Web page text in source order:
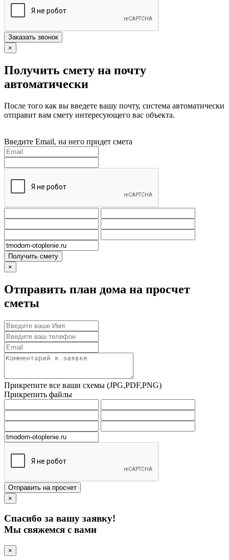
Заказать звонок
×
Получить смету на почту
автоматически
После того как вы введете вашу почту, система автоматически
отправит вам смету интересующего вас объекта.
Введите Email, на него придет смета
Получить смету
×
Отправить план дома на просчет
сметы
Прикрепите все ваши схемы (JPG,PDF,PNG)
Прикрепить файлы
Отправить на просчет
×
Спасибо за вашу заявку!
Мы свяжемся с вами
×